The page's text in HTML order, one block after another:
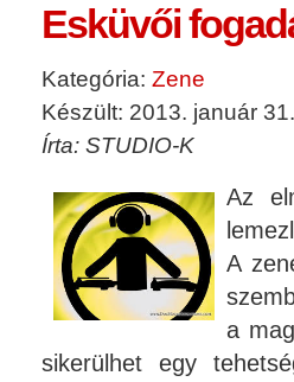
Esküvői
Kategória: Zene
Készült: 2013. január
Írta: STUDIO-K
Az
A
a
sikerülhet egy